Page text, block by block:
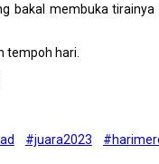
bakal membuka
tempoh hari.
#juara2023